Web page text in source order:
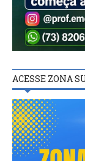
ACESSE ZONA